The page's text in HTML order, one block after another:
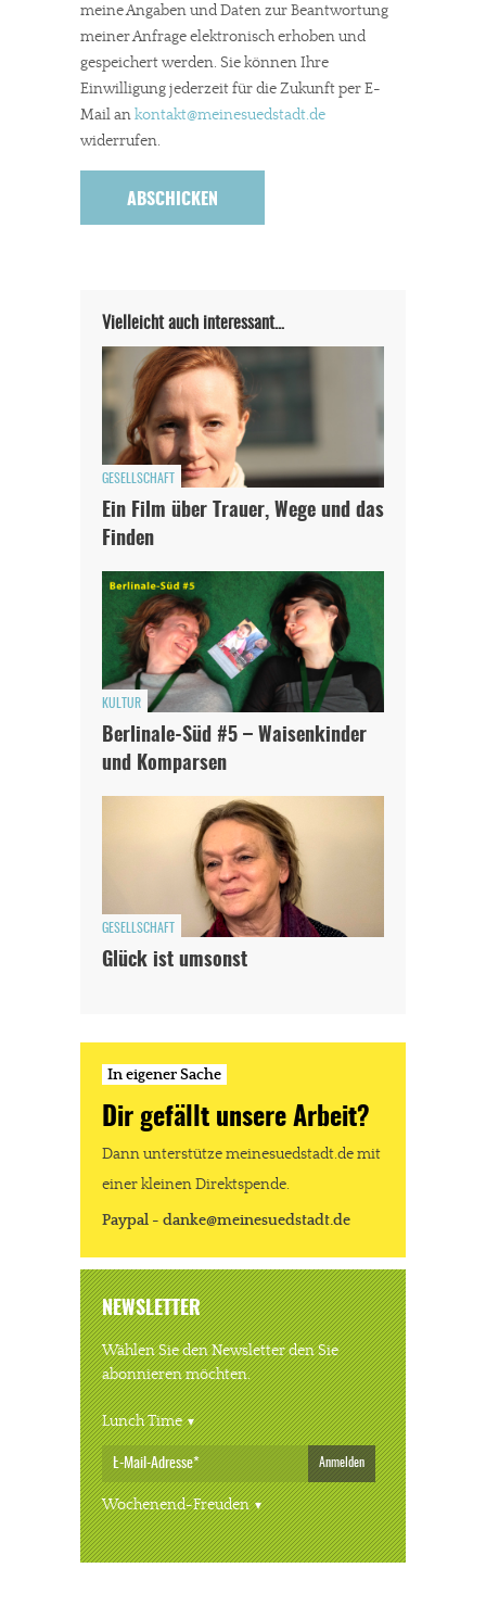
meine Angaben und Daten zur Beantwortung
meiner Anfrage elektronisch erhoben und
gespeichert werden. Sie können Ihre
Einwilligung jederzeit für die Zukunft per E-
Mail ankontakt@meinesuedstadt.de
widerrufen.
Vielleicht auch interessant…
GESELLSCHAFT
Ein Film über Trauer, Wege und das
Finden
KULTUR
Berlinale-Süd #5 – Waisenkinder
und Komparsen
GESELLSCHAFT
Glück ist umsonst
In eigener Sache
Dir gefällt unsere Arbeit?
Dann unterstütze meinesuedstadt.de mit
einer kleinen Direktspende.
Paypal - danke@meinesuedstadt.de
NEWSLETTER
Wählen Sie den Newsletter den Sie
abonnieren möchten.
Lunch Time
Anmelden
Wochenend-Freuden